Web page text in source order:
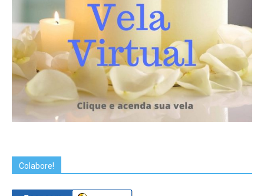
Colabore!